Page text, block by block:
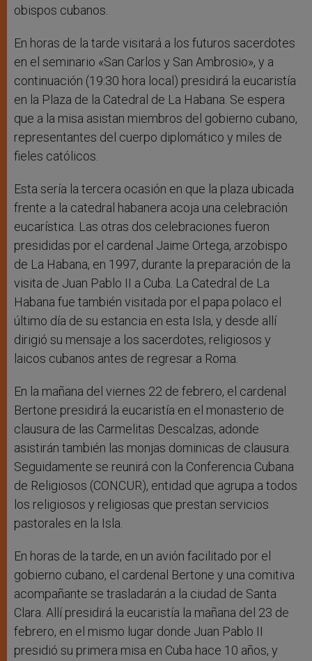
obispos cubanos.
En horas de la tarde visitará a los futuros sacerdotes
en el seminario «San Carlos y San Ambrosio», y a
continuación (19:30 hora local) presidirá la eucaristía
en la Plaza de la Catedral de La Habana. Se espera
que a la misa asistan miembros del gobierno cubano,
representantes del cuerpo diplomático y miles de
fieles católicos.
Esta sería la tercera ocasión en que la plaza ubicada
frente a la catedral habanera acoja una celebración
eucarística. Las otras dos celebraciones fueron
presididas por el cardenal Jaime Ortega, arzobispo
de La Habana, en 1997, durante la preparación de la
visita de Juan Pablo II a Cuba. La Catedral de La
Habana fue también visitada por el papa polaco el
último día de su estancia en esta Isla, y desde allí
dirigió su mensaje a los sacerdotes, religiosos y
laicos cubanos antes de regresar a Roma.
En la mañana del viernes 22 de febrero, el cardenal
Bertone presidirá la eucaristía en el monasterio de
clausura de las Carmelitas Descalzas, adonde
asistirán también las monjas dominicas de clausura.
Seguidamente se reunirá con la Conferencia Cubana
de Religiosos (CONCUR), entidad que agrupa a todos
los religiosos y religiosas que prestan servicios
pastorales en la Isla.
En horas de la tarde, en un avión facilitado por el
gobierno cubano, el cardenal Bertone y una comitiva
acompañante se trasladarán a la ciudad de Santa
Clara. Allí presidirá la eucaristía la mañana del 23 de
febrero, en el mismo lugar donde Juan Pablo II
presidió su primera misa en Cuba hace 10 años, y